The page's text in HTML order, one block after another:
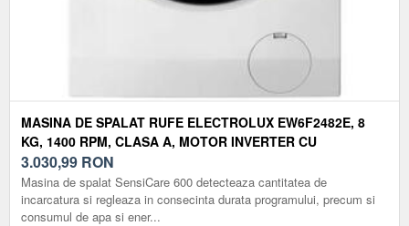
MASINA DE SPALAT RUFE ELECTROLUX EW6F2482E, 8
KG, 1400 RPM, CLASA A, MOTOR INVERTER CU
MAGNETPERMANENT, DISPLAY LED, SENSICARE,
TIMEMANAGER (ALB)
3.030,99 RON
Masina de spalat SensiCare 600 detecteaza cantitatea de
incarcatura si regleaza in consecinta durata programului, precum si
consumul de apa si ener...